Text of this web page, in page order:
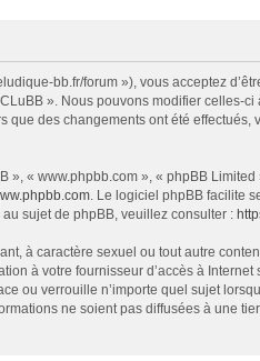
bb.fr/forum »), vous acceptez
». Nous pouvons modifier celles-
des changements ont été
« www.phpbb.com », « phpBB
. Le logiciel phpBB facilite
sujet de phpBB, veuillez consulter :
à caractère sexuel ou tout autre
à votre fournisseur d’accès à
ou verrouille n’importe quel sujet
ne soient pas diffusées à une